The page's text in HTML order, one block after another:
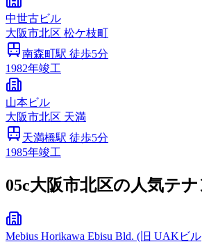
中世古ビル
大阪市北区 松ケ枝町
南森町駅 徒歩5分
1982年竣工
山本ビル
大阪市北区 天満
天満橋駅 徒歩5分
1985年竣工
05c大阪市北区の人気テ
Mebius Horikawa Ebisu Bld. (旧 UAKビル